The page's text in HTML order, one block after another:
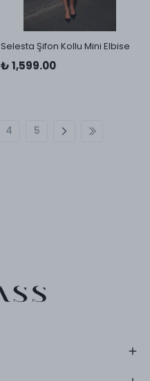
Selesta Şifon Kollu Mini Elbise
₺ 1,599.00
4 5